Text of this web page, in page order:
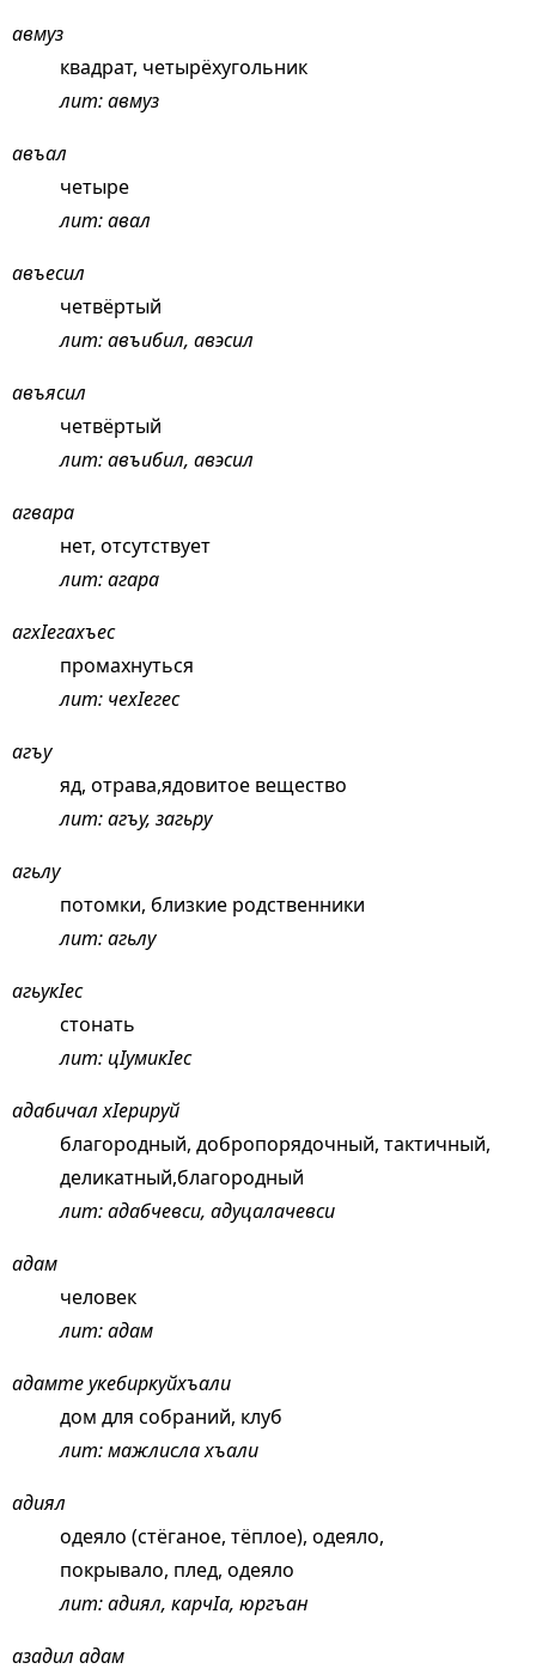
авмуз
квадрат, четырёхугольник
лит: авмуз
авъал
четыре
лит: авал
авъесил
четвёртый
лит: авъибил, авэсил
авъясил
четвёртый
лит: авъибил, авэсил
агвара
нет, отсутствует
лит: агара
агхIегахъес
промахнуться
лит: чехIегес
агъу
яд, отрава,ядовитое вещество
лит: агъу, загьру
агьлу
потомки, близкие родственники
лит: агьлу
агьукIес
стонать
лит: цIумикIес
адабичал хIерируй
благородный, добропорядочный, тактичный,
деликатный,благородный
лит: адабчевси, адуцалачевси
адам
человек
лит: адам
адамте укебиркуйхъали
дом для собраний, клуб
лит: мажлисла хъали
адиял
одеяло (стёганое, тёплое), одеяло,
покрывало, плед, одеяло
лит: адиял, карчIа, юргъан
азадил адам